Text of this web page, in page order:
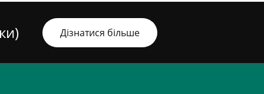
Дізнатися більше